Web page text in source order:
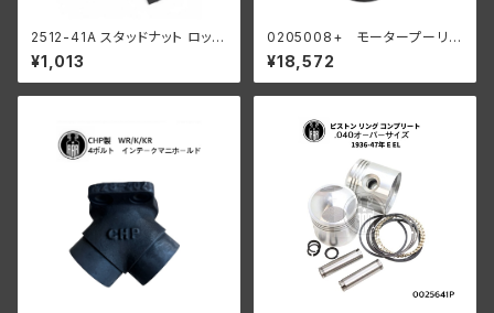
2512-41A スタッドナット ロック
ワッシャー 3個入
¥1,013
0205008+ モータープーリー
24T ベルトドライブ用 45" サイ
ドカー
¥18,572